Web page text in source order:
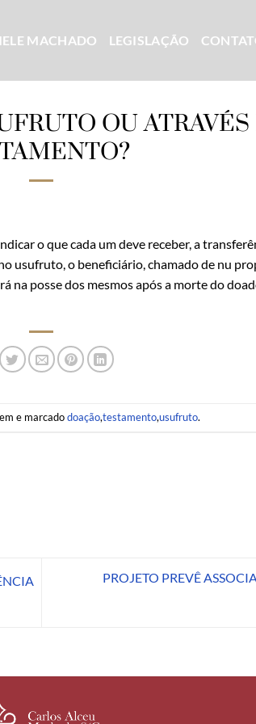
MACHADO LEGISLAÇÃO
OU ATRAVÉS
o que cada um deve receber, a
usufruto, o beneficiário, chamado de nu
posse dos mesmos após a morte do
e marcadodoação,testamento,usufruto.
PROJETO PREVÊ